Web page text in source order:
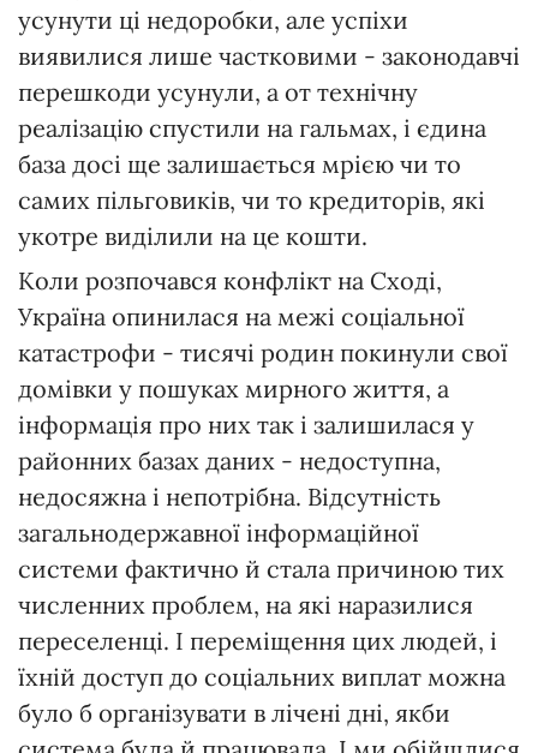
усунути ці недоробки, але успіхи
виявилися лише частковими - законодавчі
перешкоди усунули, а от технічну
реалізацію спустили на гальмах, і єдина
база досі ще залишається мрією чи то
самих пільговиків, чи то кредиторів, які
укотре виділили на це кошти.
Коли розпочався конфлікт на Сході,
Україна опинилася на межі соціальної
катастрофи - тисячі родин покинули свої
домівки у пошуках мирного життя, а
інформація про них так і залишилася у
районних базах даних - недоступна,
недосяжна і непотрібна. Відсутність
загальнодержавної інформаційної
системи фактично й стала причиною тих
численних проблем, на які наразилися
переселенці. І переміщення цих людей, і
їхній доступ до соціальних виплат можна
було б організувати в лічені дні, якби